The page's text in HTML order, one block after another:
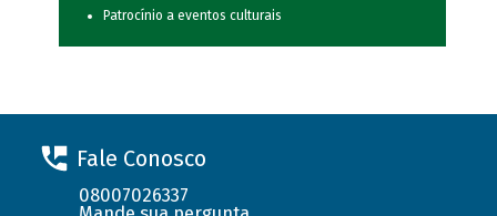
Patrocínio a eventos culturais
Fale Conosco
08007026337